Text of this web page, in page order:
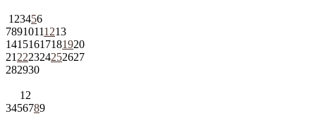
1 23456
78910111213
14151617181920
21 222324252627
282930
1 2
3456789